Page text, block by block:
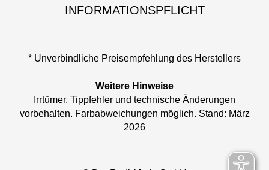
INFORMATIONSPFLICHT
* Unverbindliche Preisempfehlung des Herstellers
Weitere Hinweise
Irrtümer, Tippfehler und technische Änderungen
vorbehalten. Farbabweichungen möglich. Stand: März
2026